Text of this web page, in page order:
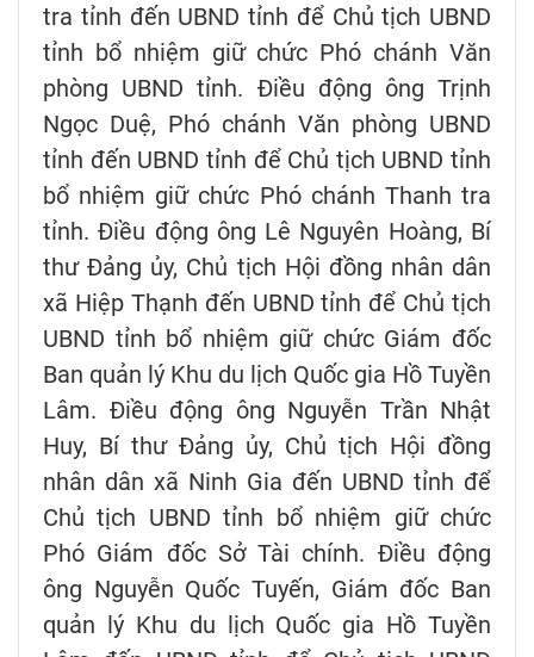
tra tỉnh đến UBND tỉnh để Chủ tịch UBND
tỉnh bổ nhiệm giữ chức Phó chánh Văn
phòng UBND tỉnh. Điều động ông Trịnh
Ngọc Duệ, Phó chánh Văn phòng UBND
tỉnh đến UBND tỉnh để Chủ tịch UBND tỉnh
bổ nhiệm giữ chức Phó chánh Thanh tra
tỉnh. Điều động ông Lê Nguyên Hoàng, Bí
thư Đảng ủy, Chủ tịch Hội đồng nhân dân
xã Hiệp Thạnh đến UBND tỉnh để Chủ tịch
UBND tỉnh bổ nhiệm giữ chức Giám đốc
Ban quản lý Khu du lịch Quốc gia Hồ Tuyền
Lâm. Điều động ông Nguyễn Trần Nhật
Huy, Bí thư Đảng ủy, Chủ tịch Hội đồng
nhân dân xã Ninh Gia đến UBND tỉnh để
Chủ tịch UBND tỉnh bổ nhiệm giữ chức
Phó Giám đốc Sở Tài chính. Điều động
ông Nguyễn Quốc Tuyến, Giám đốc Ban
quản lý Khu du lịch Quốc gia Hồ Tuyền